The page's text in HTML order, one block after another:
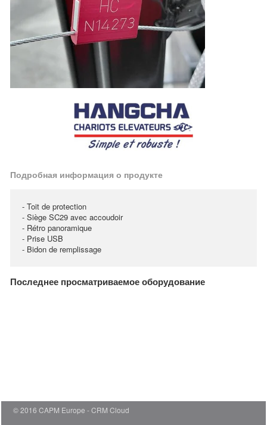
Подробная информация о продукте
- Toit de protection
- Siège SC29 avec accoudoir
- Rétro panoramique
- Prise USB
- Bidon de remplissage
Последнее просматриваемое оборудование
© 2016 CAPM Europe
CRM Cloud